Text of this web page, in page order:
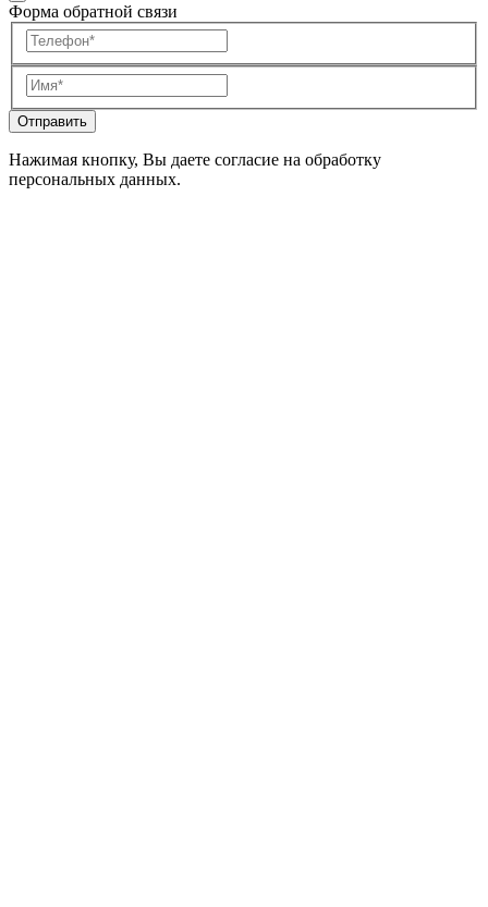
Форма обратной связи
Отправить
Нажимая кнопку, Вы даете согласие на обработку
персональных данных.